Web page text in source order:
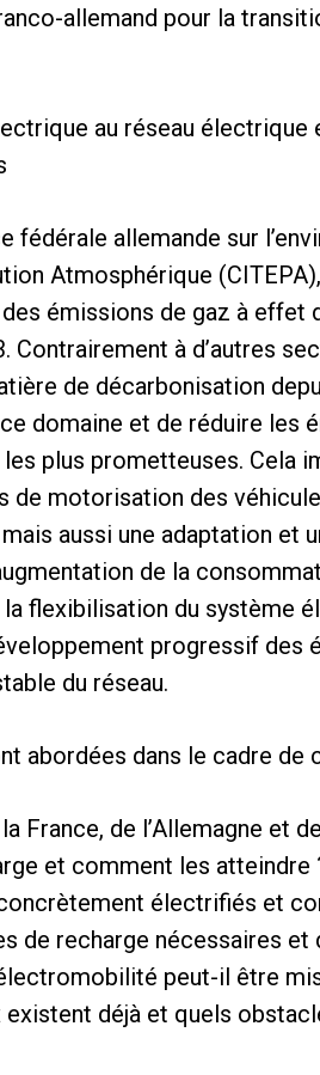
allemand pour la
au réseau électrique
fédérale allemande sur
Atmosphérique
émissions de gaz à effet
à d’autres
de décarbonisation
domaine et de réduire les
plus prometteuses. Cela
de motorisation des
aussi une adaptation et
de la
flexibilisation du système
progressif des
du réseau.
abordées dans le cadre de
France, de l’Allemagne et
et comment les atteindre
électrifiés et
de recharge nécessaires
peut-il être
déjà et quels